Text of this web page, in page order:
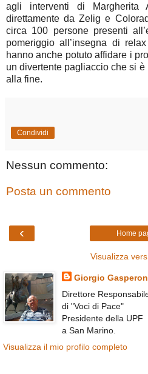
agli interventi di Margherita
direttamente da Zelig e
circa 100 persone presenti
pomeriggio all’insegna di
hanno anche potuto affidare i
un divertente pagliaccio che si
alla fine.
Condividi
Nessun commento:
Posta un commento
‹ Home
Visualizza
Giorgio
Direttore
di "Voci di Pace"
Presidente della UPF
a San Marino.
Visualizza il mio profilo completo